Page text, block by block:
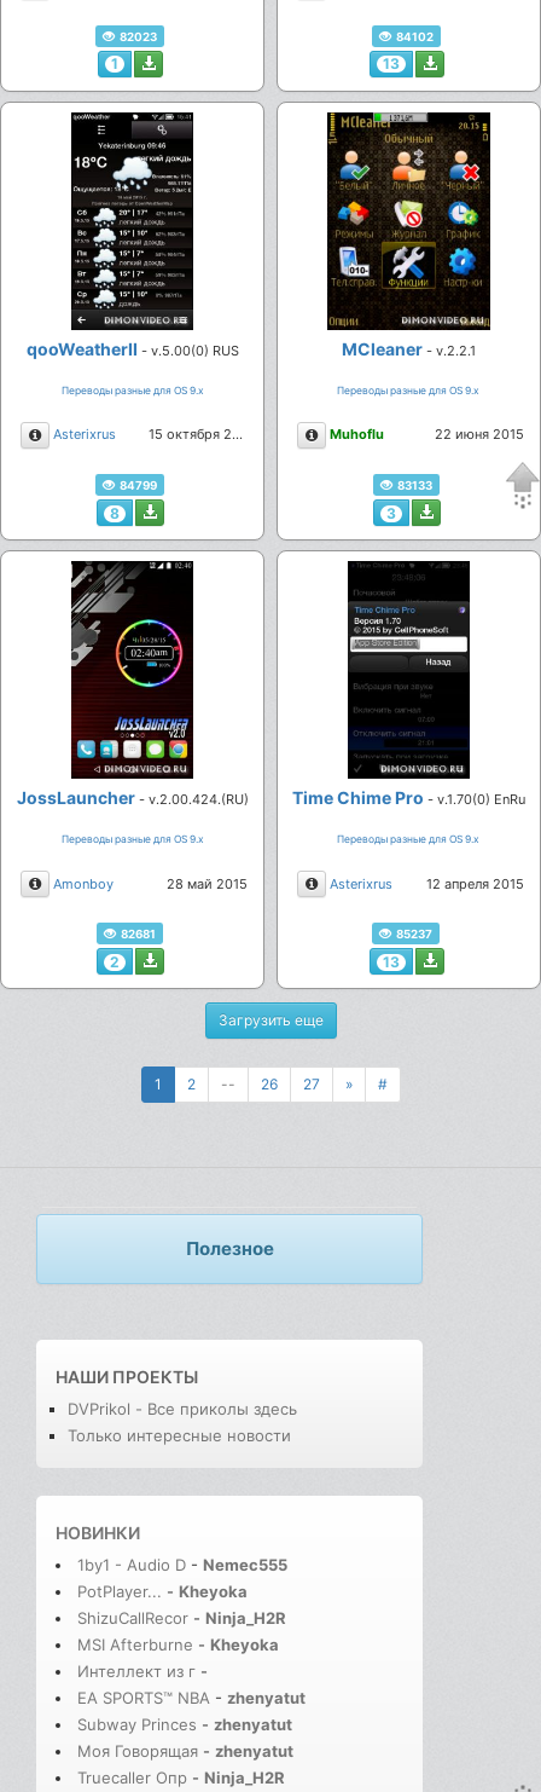
82023
1
84102
13
qooWeatherII - v.5.00(0) RUS
Переводы разные для ОS 9.х
Описание
Asterixrus 15 октября 2015
84799
8
MCleaner- v.2.2.1
Переводы разные для ОS 9.х
Описание
Muhoflu 22 июня 2015
83133
3
JossLauncher- v.2.00.424.(RU)
Переводы разные для ОS 9.х
Описание
Amonboy 28 май 2015
82681
2
Time Chime Pro - v.1.70(0) EnRu
Переводы разные для ОS 9.х
Описание
Asterixrus 12 апреля 2015
85237
13
Загрузить еще
1 2 -- 26 27 » #
Полезное
НАШИ ПРОЕКТЫ
DVPrikol - Все приколы здесь
Только интересные новости
НОВИНКИ
1by1 - Audio D - Nemec555
PotPlayer... - Kheyoka
ShizuCallRecor - Ninja_H2R
MSI Afterburne - Kheyoka
Интеллект из г -
EA SPORTS™ NBA - zhenyatut
Subway Princes - zhenyatut
Моя Говорящая - zhenyatut
Truecaller Опр - Ninja_H2R